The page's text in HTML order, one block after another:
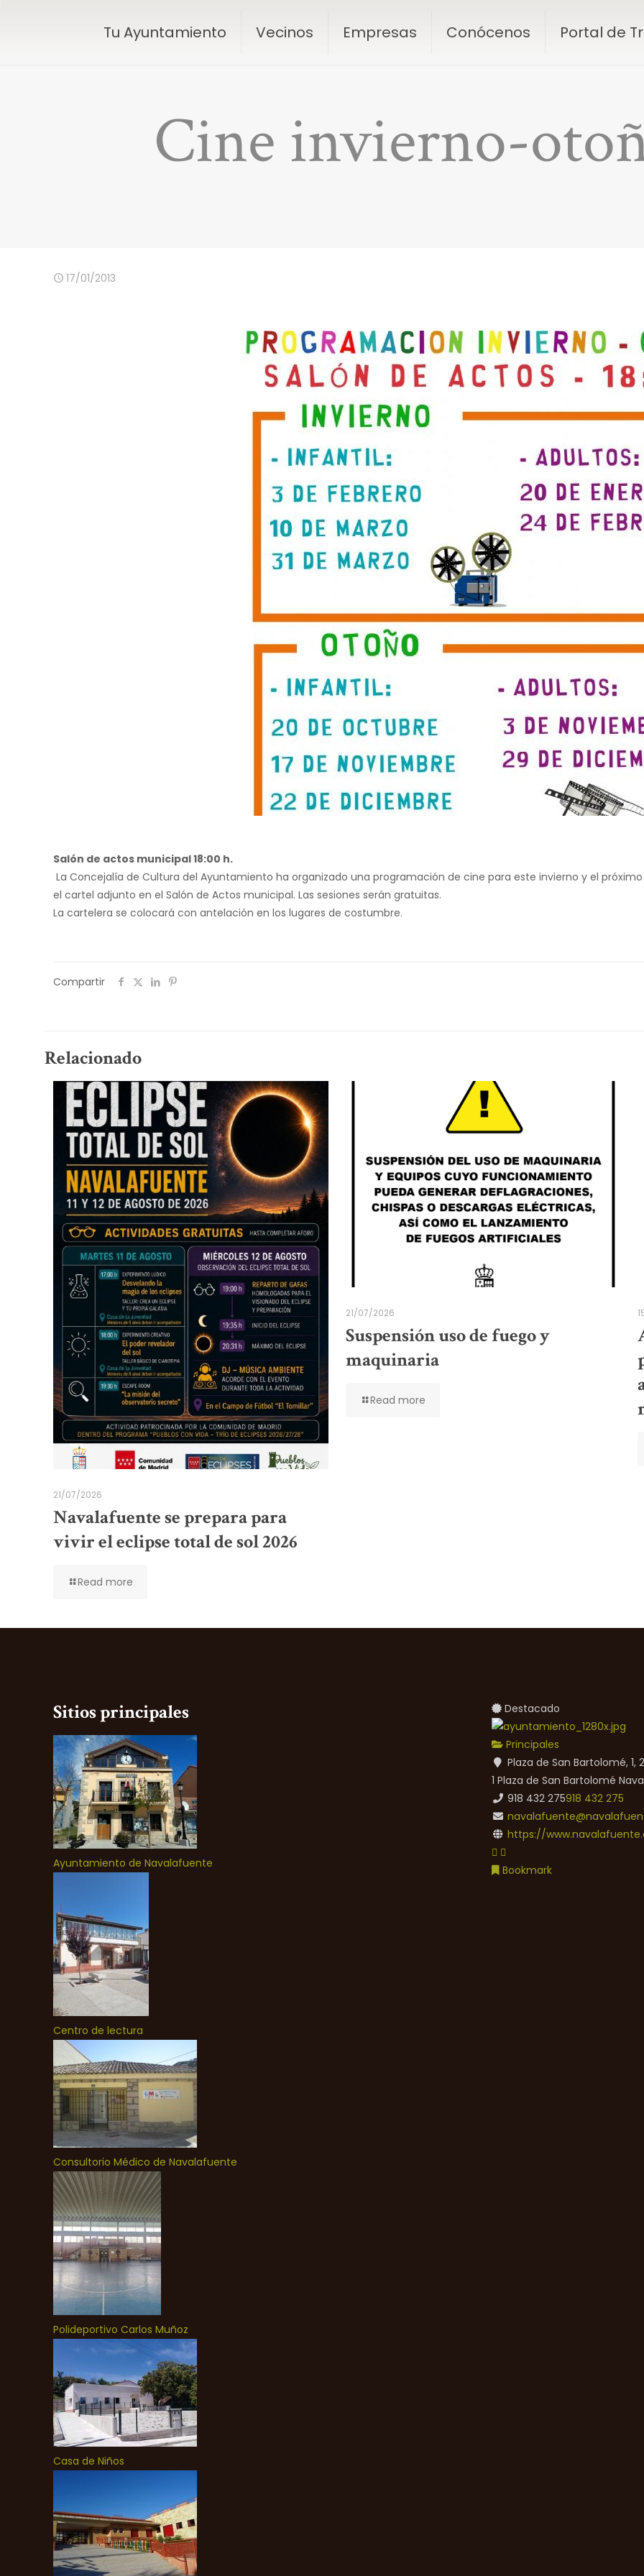
Tu Ayuntamiento Vecinos Empresas Conócenos Portal de
Cine invierno-
17/01/2013
Salón de actos municipal 18:00 h.
La Concejalía de Cultura del Ayuntamiento ha organizado una programación de cine para este invierno y el
el cartel adjunto en el Salón de Actos municipal. Las sesiones serán gratuitas.
La cartelera se colocará con antelación en los lugares de costumbre.
Compartir
Relacionado
21/07/2026
Navalafuente se prepara para
vivir el eclipse total de sol 2026
Read more
21/07/2026
Suspensión uso de fuego y
maquinaria
Read more
Sitios principales
Ayuntamiento de Navalafuente
Centro de lectura
Consultorio Médico de Navalafuente
Polideportivo Carlos Muñoz
Casa de Niños
Destacado
Principales
Plaza de San Bartolomé,
1 Plaza de San Bartolomé
918 432 275918 432 275
https://
Bookmark